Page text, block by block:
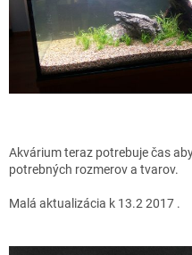
Akvárium teraz potrebuje čas
potrebných rozmerov a tvarov.
Malá aktualizácia k 13.2 2017 .